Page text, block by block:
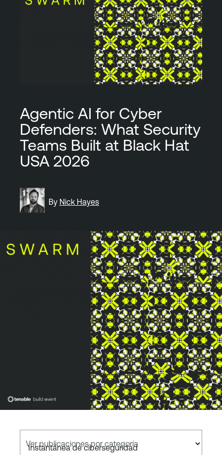
Agentic AI for Cyber
Defenders: What Security
Teams Built at Black Hat
USA 2026
By Nick Hayes
Ver publicaciones por categoría